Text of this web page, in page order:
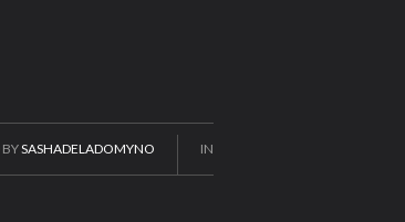
BYSASHADELADOMYNO IN